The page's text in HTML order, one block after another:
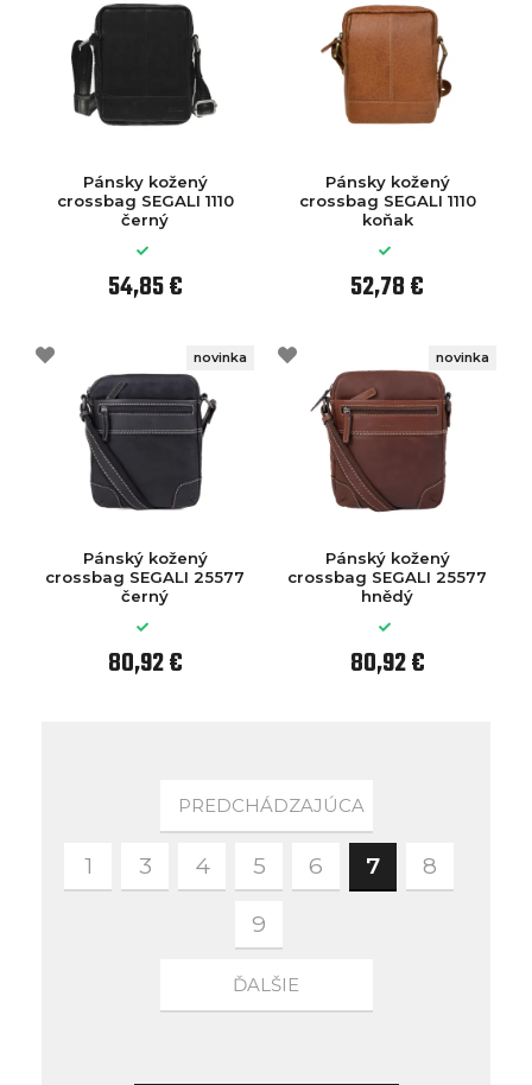
Pánsky kožený
crossbag SEGALI 1110
černý
54,85 €
Pánsky kožený
crossbag SEGALI 1110
koňak
52,78 €
novinka
Pánský kožený
crossbag SEGALI 25577
černý
80,92 €
novinka
Pánský kožený
crossbag SEGALI 25577
hnědý
80,92 €
PREDCHÁDZAJÚCA
1 3 4 5 6 7 8
9
ĎALŠIE